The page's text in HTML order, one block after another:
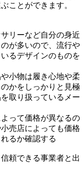
ことができます。
リーなど自分の身近
が多いので、流行や
るデザインのものを
小物は履き心地や柔
かをしっかりと見極
取り扱っているメー
って価格が異なるの
売店によっても価格
るか確認する
頼できる事業者と出